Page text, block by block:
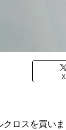
X
ロスを買いま